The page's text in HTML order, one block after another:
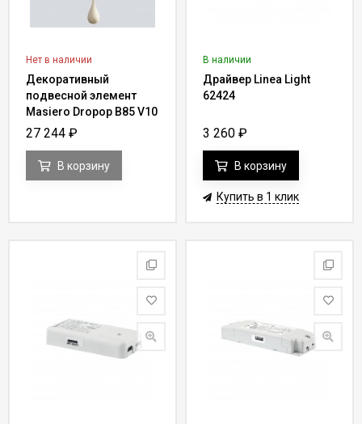
Нет в наличии
Декоративный
подвесной элемент
Masiero Dropop B85 V10
27 244 ₽
В корзину
В наличии
Драйвер Linea Light
62424
3 260 ₽
В корзину
Купить в 1 клик